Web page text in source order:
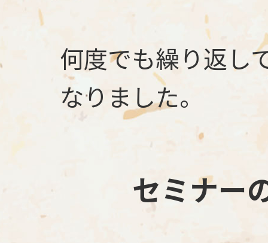
何度でも繰り返し
なりました。
セミナー